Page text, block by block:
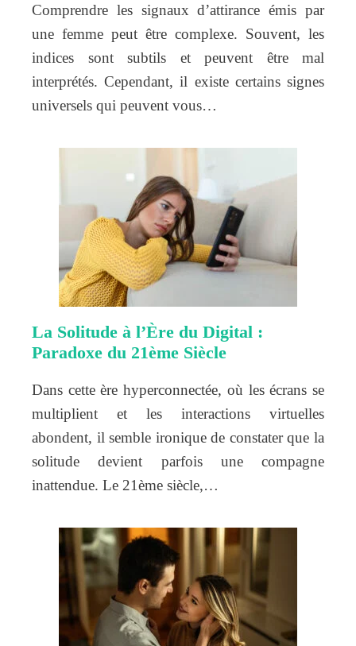
Comprendre les signaux d’attirance émis par
une femme peut être complexe. Souvent, les
indices sont subtils et peuvent être mal
interprétés. Cependant, il existe certains signes
universels qui peuvent vous…
La Solitude à l’Ère du Digital :
Paradoxe du 21ème Siècle
Dans cette ère hyperconnectée, où les écrans se
multiplient et les interactions virtuelles
abondent, il semble ironique de constater que la
solitude devient parfois une compagne
inattendue. Le 21ème siècle,…